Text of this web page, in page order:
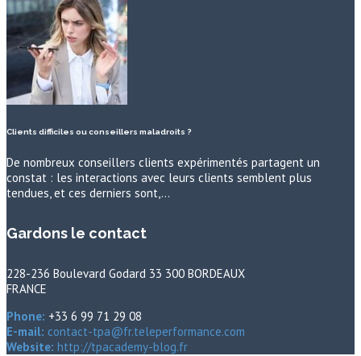
Clients difficiles ou conseillers maladroits ?
De nombreux conseillers clients expérimentés partagent un
constat : les interactions avec leurs clients semblent plus
tendues, et ces derniers sont,…
Gardons le contact
228-236 Boulevard Godard 33 300 BORDEAUX
FRANCE
Phone: +33 6 99 71 29 08
E-mail: contact-tpa@fr.teleperformance.com
Website: http://tpacademy-blog.fr